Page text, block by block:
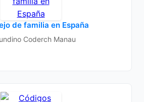
de familia en España
Coderch Manau